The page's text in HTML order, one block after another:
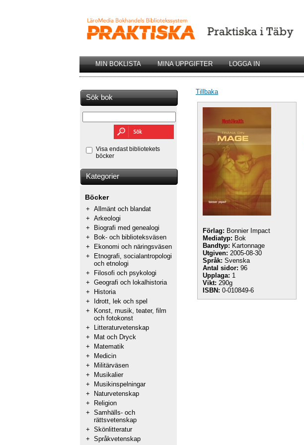
MIN BOKLISTA MINA UPPGIFTER LOGGA IN
Sök bok
Visa endast bibliotekets
böcker
Kategorier
Böcker
+ Allmänt och blandat
+ Arkeologi
+
Biografi med genealogi
+
Bok- och biblioteksväsen
+
Ekonomi och näringsväsen
+
Etnografi, socialantropologi
och etnologi
+
Filosofi och psykologi
+ Geografi och lokalhistoria
+
Historia
+
Idrott, lek och spel
+
Konst, musik, teater, film
och fotokonst
+
Litteraturvetenskap
+
Mat och Dryck
+
Matematik
+
Medicin
+
Militärväsen
+
Musikalier
+
Musikinspelningar
+
Naturvetenskap
+
Religion
+ Samhälls- och
rättsvetenskap
+ Skönlitteratur
+ Språkvetenskap
Tillbaka
Förlag: Bonnier Impact
Mediatyp: Bok
Bandtyp: Kartonnage
Utgiven: 2005-08-30
Språk: Svenska
Antal sidor: 96
Upplaga: 1
Vikt: 290g
ISBN: 0-010849-6